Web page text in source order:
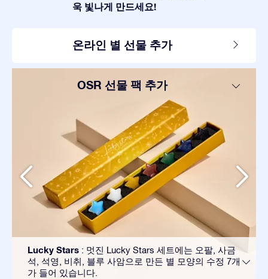
욱 빛나게 만드세요!
온라인 별 선물 추가
OSR 선물 팩 추가
Lucky Stars : 멋진 Lucky Stars 세트에는 오팔, 사금
석, 석영, 비취, 블루 사암으로 만든 별 모양의 수정 7개
가 들어 있습니다.